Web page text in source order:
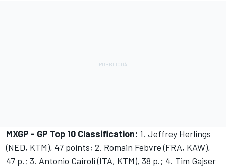
MXGP - GP Top 10 Classification: 1. Jeffrey Herlings
(NED, KTM), 47 points; 2. Romain Febvre (FRA, KAW),
47 p.; 3. Antonio Cairoli (ITA, KTM), 38 p.; 4. Tim Gajser